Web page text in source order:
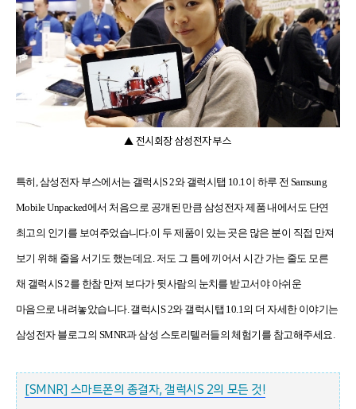
▲ 전시회장 삼성전자 부스
특히, 삼성전자 부스에서는 갤럭시S 2와 갤럭시탭 10.1 이 하루 전 Samsung
Mobile Unpacked에서 처음으로 공개된 만큼 삼성전자 제품 내에서도 단연
최고의 인기를 보여주었습니다.이 두 제품이 있는 곳은 많은 분이 직접 만져
보기 위해 줄을 서기도 했는데요 저도 그 틈에 끼어서 시간 가는 줄도 모른
채 갤럭시S 2를 한참 만져 보다가 뒷사람의 눈치를 받고서야 아쉬운
마음으로 내려놓았습니다. 갤럭시S 2와 갤럭시탭 10.1 의 더 자세한 이야기는
삼성전자 블로그의 SMNR과 삼성 스토리텔러들의 체험기를 참고해주세요
[SMNR] 스마트폰의 종결자, 갤럭시S 2의 모든 것!